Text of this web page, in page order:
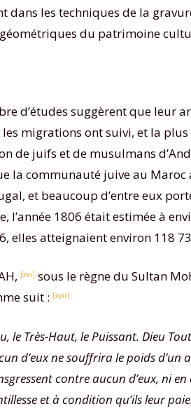
les techniques de la
du patrimoine
d’études suggèrent que leur
migrations ont suivi, et la plus
de juifs et de musulmans
la communauté juive au Maroc
et beaucoup d’entre eux
l’année 1806 était estimée à
elles atteignaient environ 118
[xvi] sous le règne du Sultan
suit : [xvii]
le Très-Haut, le Puissant. Dieu
d’eux ne souffrira le poids d’un
contre aucun d’eux, ni
et à condition qu’ils leur